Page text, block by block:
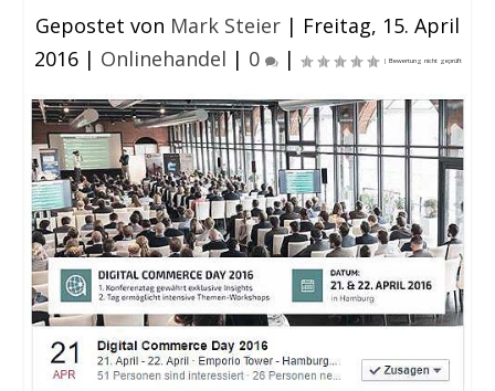
Gepostet von Mark Steier | Freitag, 15. April
2016| Onlinehandel | 0 |